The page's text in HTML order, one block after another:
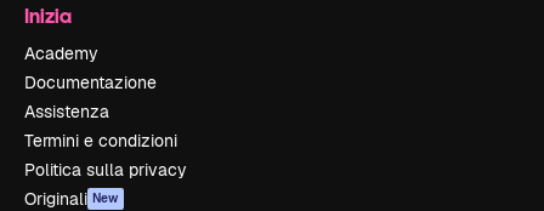
Inizia
Academy
Documentazione
Assistenza
Termini e condizioni
Politica sulla privacy
Originali New